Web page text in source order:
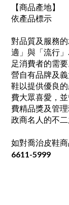
【商品產地】
依產品標示
對品質及服務
適」與「流行
足消費者的需
營自有品牌及
鞋以提供優良
費大眾喜愛，
費精品獎及管
政商名人的不
如對喬治皮鞋
6611-5999